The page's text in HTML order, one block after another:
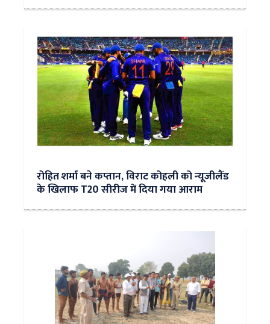
रोहित शर्मा बने कप्तान, विराट कोहली को न्‍यूजीलैंड
के ख‍िलाफ T20 सीरीज में दिया गया आराम